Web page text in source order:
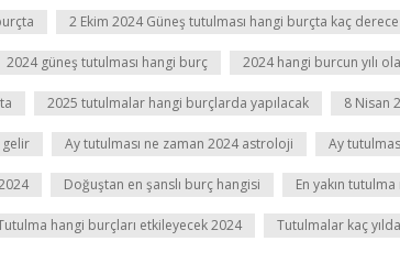
2 Ekim 2024 Güneş tutulması hangi burçta kaç
2024 güneş tutulması hangi burç 2024 hangi burcun yılı
2025 tutulmalar hangi burçlarda yapılacak 8 Nisan
Ay tutulması ne zaman 2024 astroloji Ay
Doğuştan en şanslı burç hangisi En yakın
hangi burçları etkileyecek 2024 Tutulmalar kaç